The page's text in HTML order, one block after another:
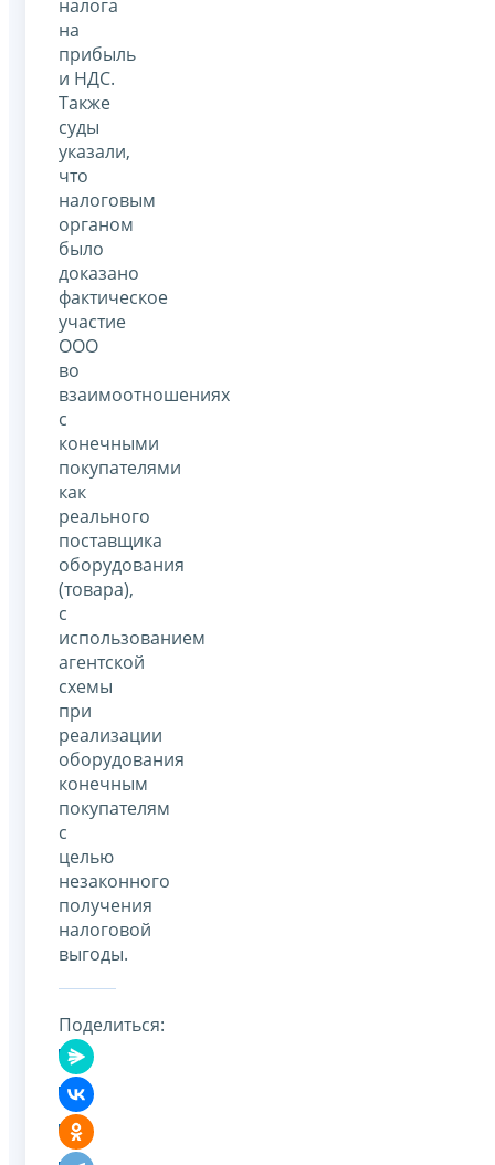
налога
на
прибыль
и НДС.
Также
суды
указали,
что
налоговым
органом
было
доказано
фактическое
участие
ООО
во
взаимоотношениях
с
конечными
покупателями
как
реального
поставщика
оборудования
(товара),
с
использованием
агентской
схемы
при
реализации
оборудования
конечным
покупателям
с
целью
незаконного
получения
налоговой
выгоды.
Поделиться: